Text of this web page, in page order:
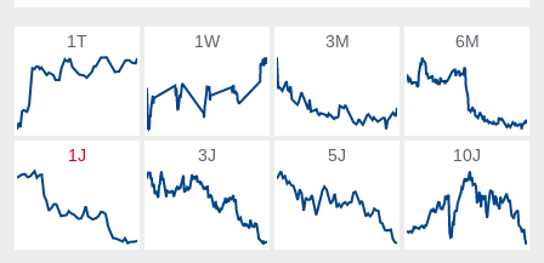
1T 1W 3M 6M
1J 3J 5J 10J